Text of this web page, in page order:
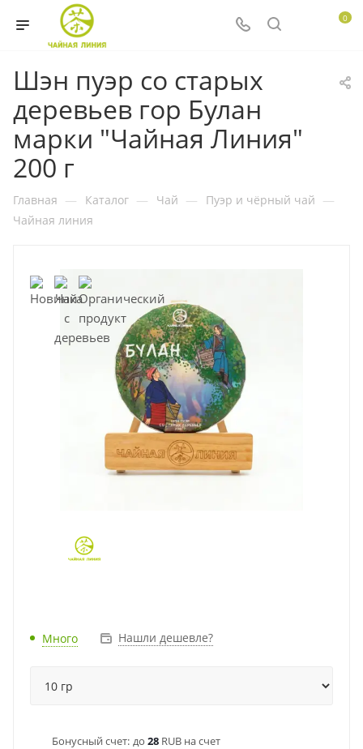
0
Шэн пуэр со старых
деревьев гор Булан
марки "Чайная Линия"
200 г
Главная — Каталог — Чай — Пуэр и чёрный чай —
Чайная линия
Много Нашли дешевле?
Бонусный счет: до 28 RUB на счет